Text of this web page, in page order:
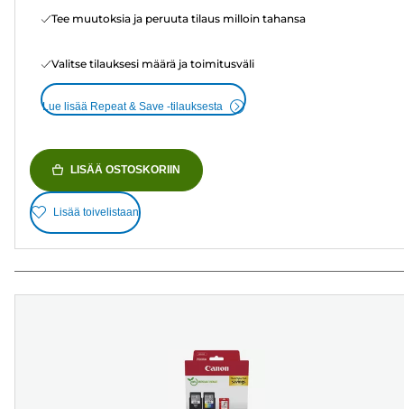
Tee muutoksia ja peruuta tilaus milloin tahansa
Valitse tilauksesi määrä ja toimitusväli
Lue lisää Repeat & Save -tilauksesta
LISÄÄ OSTOSKORIIN
Lisää toivelistaan